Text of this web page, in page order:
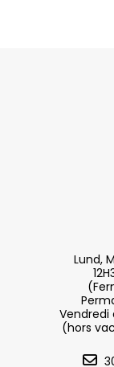
Lund,
Vendredi
(hors